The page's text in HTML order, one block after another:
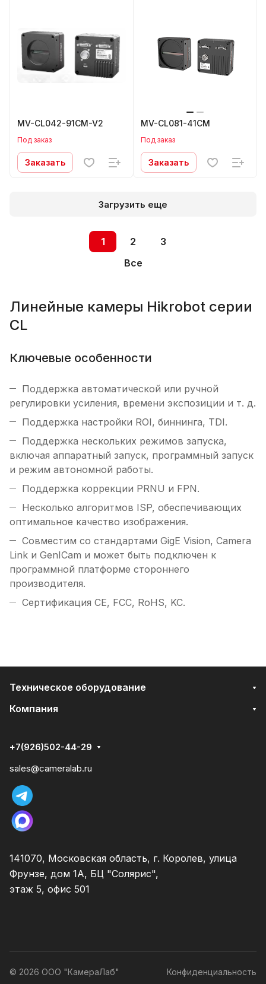
MV-CL042-91CM-V2
Под заказ
Заказать
MV-CL081-41CM
Под заказ
Заказать
Загрузить еще
1 2
3
Все
Линейные камеры Hikrobot серии
CL
Ключевые особенности
Поддержка автоматической или ручной
регулировки усиления, времени экспозиции и т. д.
Поддержка настройки ROI, биннинга, TDI.
Поддержка нескольких режимов запуска,
включая аппаратный запуск, программный запуск
и режим автономной работы.
Поддержка коррекции PRNU и FPN.
Несколько алгоритмов ISP, обеспечивающих
оптимальное качество изображения.
Совместим со стандартами GigE Vision, Camera
Link и GenICam и может быть подключен к
программной платформе стороннего
производителя.
Сертификация CE, FCC, RoHS, KC.
Техническое оборудование
Компания
+7(926)502-44-29
sales@cameralab.ru
141070, Московская область, г. Королев, улица
Фрунзе, дом 1А, БЦ "Солярис",
этаж 5, офис 501
© 2026 ООО "КамераЛаб" Конфиденциальность